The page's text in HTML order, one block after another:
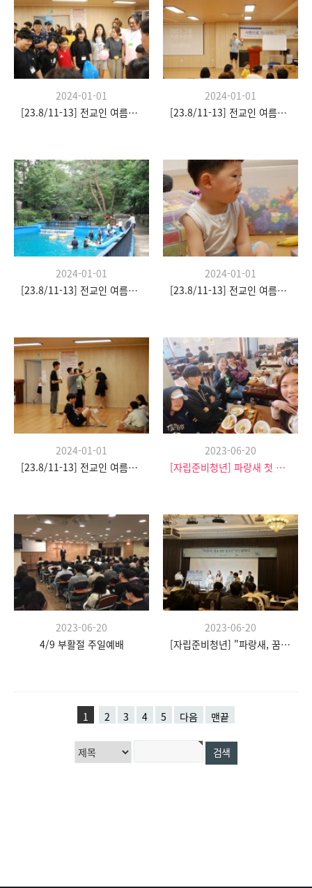
2024-01-01
[23.8/11-13] 전교인 여름수련회
2024-01-01
[23.8/11-13] 전교인 여름수련회
2024-01-01
[23.8/11-13] 전교인 여름수련회
2024-01-01
[23.8/11-13] 전교인 여름수련회
2024-01-01
[23.8/11-13] 전교인 여름수련회
2023-06-20
[자립준비청년] 파랑새 첫 모임
2023-06-20
4/9 부활절 주일예배
2023-06-20
[자립준비청년] "파랑새, 꿈을 향한 날갯짓" 발대식
1 2 3 4 5 다음 맨끝